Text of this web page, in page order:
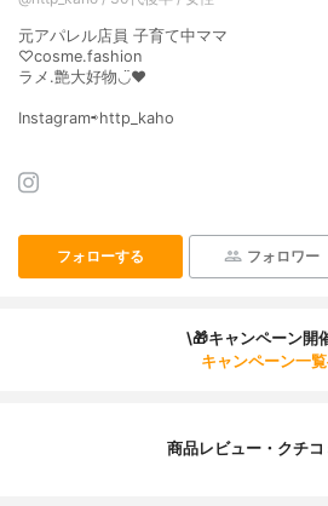
元アパレル店員 子育て中ママ
♡cosme.fashion
ラメ.艶大好物◡̈♥︎
Instagram⇨http_kaho
フォローする フォロワー
\🎁キャンペーン開
キャンペーン一
商品レビュー・クチコ